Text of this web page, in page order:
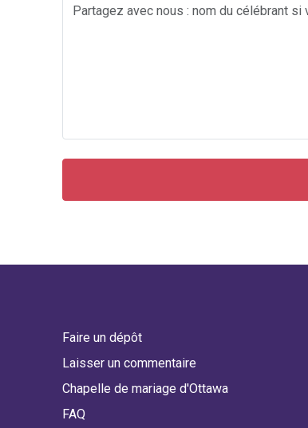
Faire un dépôt
Laisser un commentaire
Chapelle de mariage d'Ottawa
FAQ